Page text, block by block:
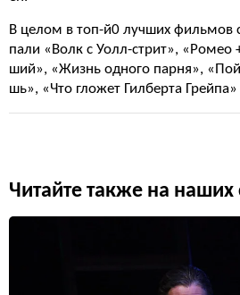
В целом в топ-й0 лучших фильмов
пали «Волк с Уолл-стрит»,
ший», «Жизнь одного парня»,
шь», «Что гложет Гилберта
Читайте также на наших